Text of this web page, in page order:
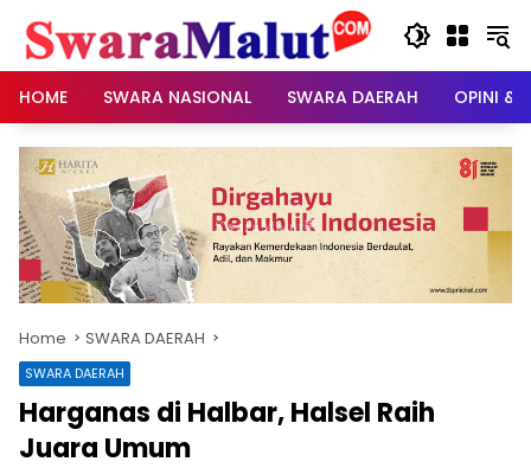
content
HOME
SWARA NASIONAL SWARA DAERAH OPINI &
Home SWARA DAERAH
SWARA DAERAH
Harganas di Halbar, Halsel Raih
Juara Umum